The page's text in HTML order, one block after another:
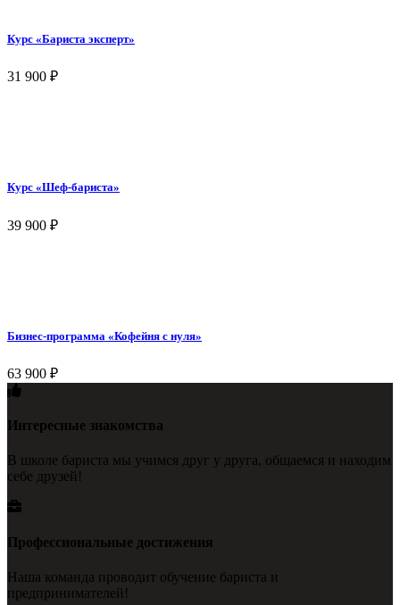
Курс «Бариста эксперт»
31 900 ₽
Курс «Шеф-бариста»
39 900 ₽
Бизнес-программа «Кофейня с нуля»
63 900 ₽
Интересные знакомства
В школе бариста мы учимся друг у друга, общаемся и находим
себе друзей!
Профессиональные достижения
Наша команда проводит обучение бариста и
предпринимателей!